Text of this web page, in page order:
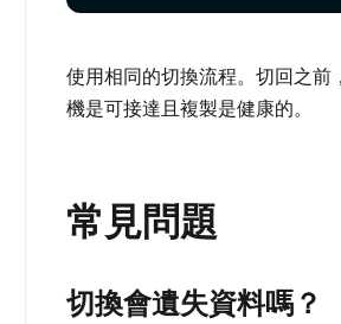
使用相同的切換流程。切回之前
機是可接達且複製是健康的。
常見問題
切換會遺失資料嗎？